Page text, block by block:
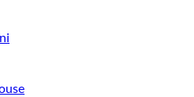
Candados para bicicleta en
de calidad para tus proyectos y
todo lo que tenemos para